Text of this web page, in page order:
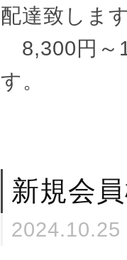
配達致しま
8,300円～
す。
新規会